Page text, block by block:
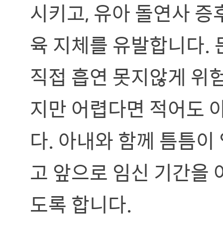
시키고, 유아 돌연사
육 지체를 유발합니다.
직접 흡연 못지않게 위
지만 어렵다면 적어도
다. 아내와 함께 틈틈
고 앞으로 임신 기간을
도록 합니다.